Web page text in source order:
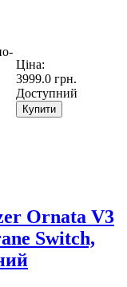
Ціна:
3999.0 грн.
Доступний
Купити
Ornata V3
Switch,